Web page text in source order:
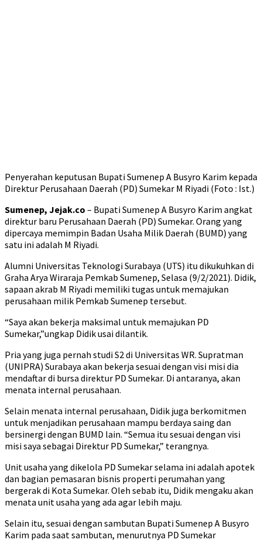
Penyerahan keputusan Bupati Sumenep A Busyro Karim kepada
Direktur Perusahaan Daerah (PD) Sumekar M Riyadi (Foto : Ist.)
Sumenep, Jejak.co – Bupati Sumenep A Busyro Karim angkat
direktur baru Perusahaan Daerah (PD) Sumekar. Orang yang
dipercaya memimpin Badan Usaha Milik Daerah (BUMD) yang
satu ini adalah M Riyadi.
Alumni Universitas Teknologi Surabaya (UTS) itu dikukuhkan di
Graha Arya Wiraraja Pemkab Sumenep, Selasa (9/2/2021). Didik,
sapaan akrab M Riyadi memiliki tugas untuk memajukan
perusahaan milik Pemkab Sumenep tersebut.
“Saya akan bekerja maksimal untuk memajukan PD
Sumekar,”ungkap Didik usai dilantik.
Pria yang juga pernah studi S2 di Universitas WR. Supratman
(UNIPRA) Surabaya akan bekerja sesuai dengan visi misi dia
mendaftar di bursa direktur PD Sumekar. Di antaranya, akan
menata internal perusahaan.
Selain menata internal perusahaan, Didik juga berkomitmen
untuk menjadikan perusahaan mampu berdaya saing dan
bersinergi dengan BUMD lain. “Semua itu sesuai dengan visi
misi saya sebagai Direktur PD Sumekar,” terangnya.
Unit usaha yang dikelola PD Sumekar selama ini adalah apotek
dan bagian pemasaran bisnis properti perumahan yang
bergerak di Kota Sumekar. Oleh sebab itu, Didik mengaku akan
menata unit usaha yang ada agar lebih maju.
Selain itu, sesuai dengan sambutan Bupati Sumenep A Busyro
Karim pada saat sambutan, menurutnya PD Sumekar